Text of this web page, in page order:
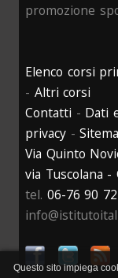
promozione
Elenco corsi
- Altri corsi
Contatti - Dati
privacy -
Via Quinto
via Tuscolana -
tel. 06-76 90
Questo sito impiega